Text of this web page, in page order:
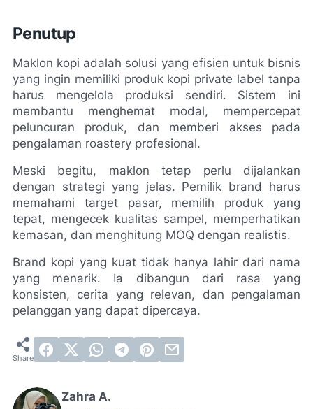
Penutup
Maklon kopi adalah solusi yang efisien untuk bisnis
yang ingin memiliki produk kopi private label tanpa
harus mengelola produksi sendiri. Sistem ini
membantu menghemat modal, mempercepat
peluncuran produk, dan memberi akses pada
pengalaman roastery profesional.
Meski begitu, maklon tetap perlu dijalankan
dengan strategi yang jelas. Pemilik brand harus
memahami target pasar, memilih produk yang
tepat, mengecek kualitas sampel, memperhatikan
kemasan, dan menghitung MOQ dengan realistis.
Brand kopi yang kuat tidak hanya lahir dari nama
yang menarik. Ia dibangun dari rasa yang
konsisten, cerita yang relevan, dan pengalaman
pelanggan yang dapat dipercaya.
Zahra A.